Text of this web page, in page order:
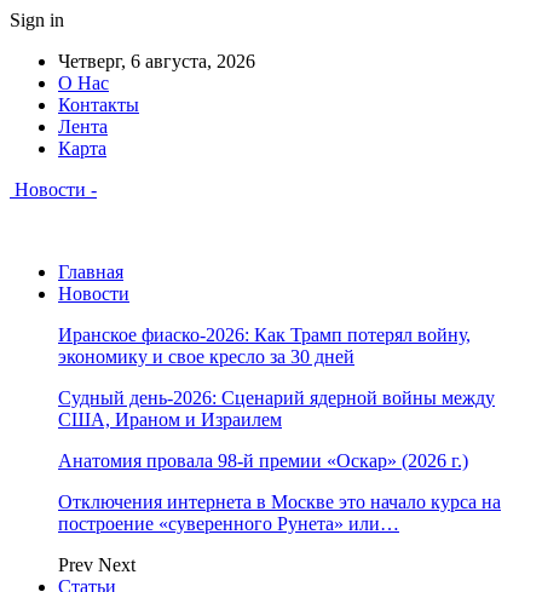
Sign in
Четверг, 6 августа, 2026
О Нас
Контакты
Лента
Карта
Новости -
Главная
Новости
Иранское фиаско-2026: Как Трамп потерял войну,
экономику и свое кресло за 30 дней
Судный день-2026: Сценарий ядерной войны между
США, Ираном и Израилем
Анатомия провала 98-й премии «Оскар» (2026 г.)
Отключения интернета в Москве это начало курса на
построение «суверенного Рунета» или…
Prev Next
Статьи